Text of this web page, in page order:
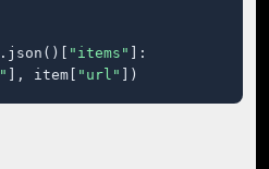
"items"
]:
], item[ "url" ])